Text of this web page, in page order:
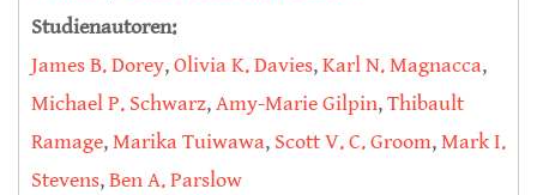
Studienautoren:
James B. Dorey,Olivia K. Davies,Karl N. Magnacca,
Michael P. Schwarz,Amy-Marie Gilpin,Thibault
Ramage,Marika Tuiwawa, Scott V. C. Groom,Mark I.
Stevens,Ben A. Parslow